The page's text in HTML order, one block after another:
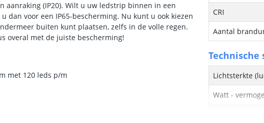
aanraking (IP20). Wilt u uw ledstrip binnen in een
dan voor een IP65-bescherming. Nu kunt u ook kiezen
buiten kunt plaatsen, zelfs in de volle regen.
overal met de juiste bescherming!
met 120 leds p/m
CRI
Aantal
Technische
Lichtsterkte
Watt -